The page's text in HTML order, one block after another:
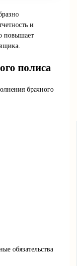
и
повышает
полиса
брачного
обязательства